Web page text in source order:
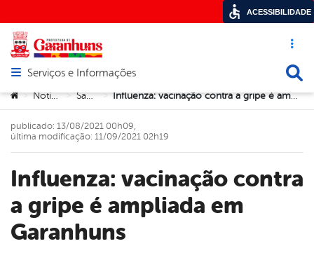
Acesso
Abrir menu principal de navegação
Serviços e Informações
Você está aqui:
> Notícias > Saúde > Influenza: vacinação contra a gripe é ampliada em Garanhuns
Influenza: vacinação contra
a gripe é ampliada em
Garanhuns
publicado: 13/08/2021 00h09,
última modificação: 11/09/2021 02h19
ACESSIBILIDADE